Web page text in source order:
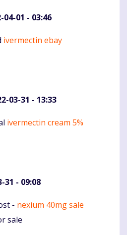
04-01 - 03:46
ivermectin ebay
03-31 - 13:33
ivermectin cream 5%
31 - 09:08
- nexium 40mg sale
sale